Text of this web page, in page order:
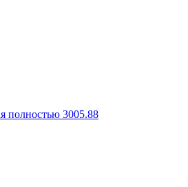
полностью 3005.88